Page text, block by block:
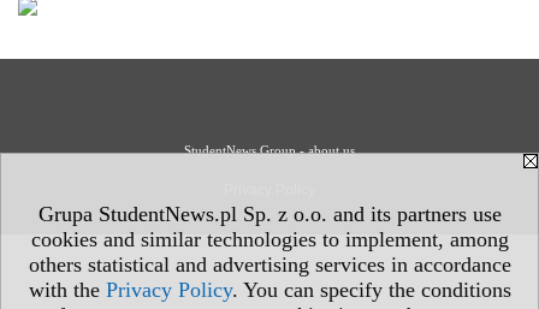
Grupa StudentNews.pl Sp. z o.o. and its partners use
cookies and similar technologies to implement, among
others statistical and advertising services in accordance
with the Privacy Policy. You can specify the conditions
StudentNews Group - about us